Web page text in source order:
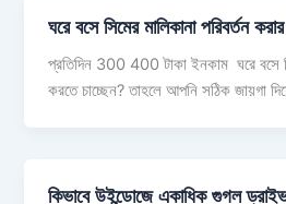
ঘরে বসে সিমের মালিকানা পরিবর্তন
প্রতিদিন 300 400 টাকা ইনকাম ঘরে বসে
করতে চাচ্ছেন? তাহলে আপনি সঠিক জায়গা
কিভাবে উইন্ডোজে একাধিক গুগল ড্রাইভ